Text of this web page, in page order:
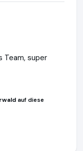
Team, super
auf diese